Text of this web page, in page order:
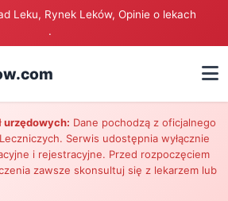
Leku, Rynek Leków, Opinie o lekach
.
urzędowych: Dane pochodzą z oficjalnego
Serwis udostępnia wyłącznie
i rejestracyjne. Przed rozpoczęciem
zawsze skonsultuj się z lekarzem lub